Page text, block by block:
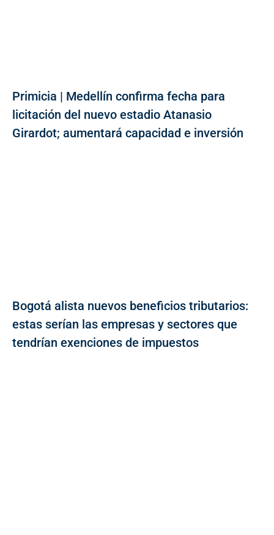
Primicia | Medellín confirma fecha para
licitación del nuevo estadio Atanasio
Girardot; aumentará capacidad e inversión
Bogotá alista nuevos beneficios tributarios:
estas serían las empresas y sectores que
tendrían exenciones de impuestos